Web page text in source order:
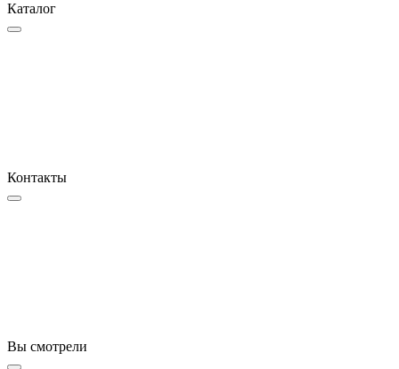
Каталог
Контакты
Вы смотрели